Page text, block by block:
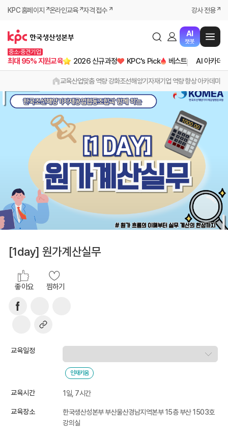
KPC 홈페이지 온라인교육 자격 접수 강사 전용
AI
챗봇
중소·중견기업
최대 95% 지원교육 2026 신규과정 KPC's Pick 베스트 AI 아카데
교육산업맞춤 역량 강화조선해양기자재기업 역량 향상 아카데미
[1day] 원가계산실무
좋아요 찜하기
교육일정
인재키움
교육시간 1일, 7시간
교육장소
한국생산성본부 부산울산경남지역본부 15층 부산 1503호
강의실